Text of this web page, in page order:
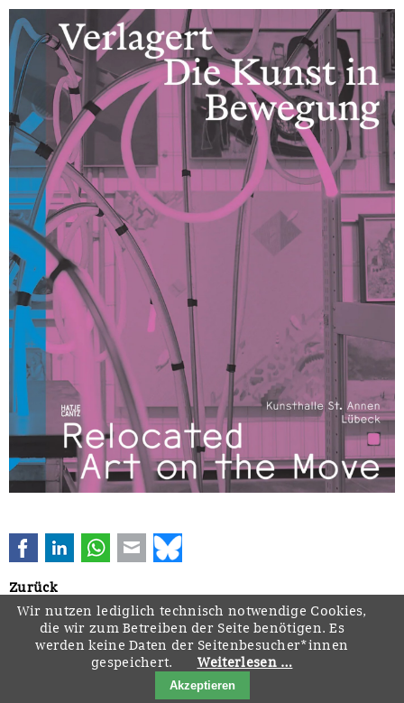
FacebookLinkedInWhatsApp
E-mail
Zurück
Navigation
überspringen
Startseite Downloads Kontakt Impressum
Wir nutzen lediglich technisch notwendige Cookies,
die wir zum Betreiben der Seite benötigen. Es
werden keine Daten der Seitenbesucher*innen
gespeichert.
Weiterlesen …
Akzeptieren